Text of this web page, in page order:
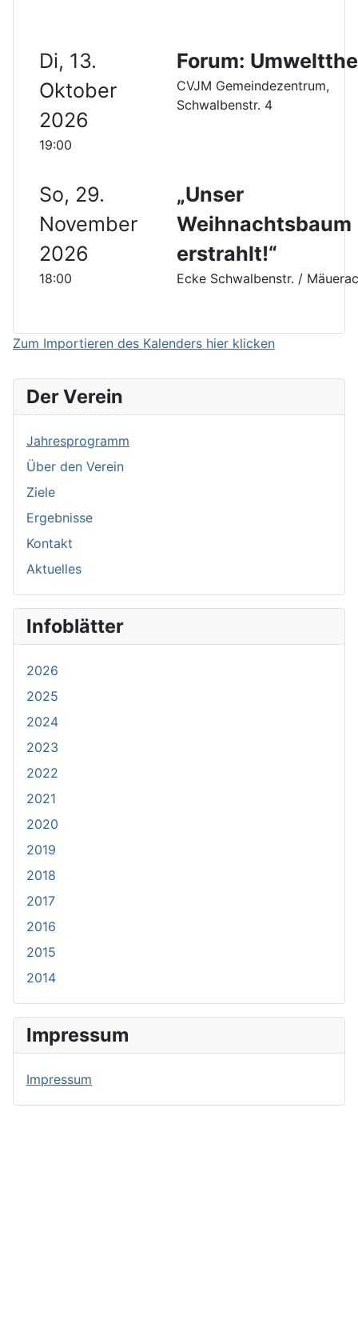
Di, 13.
Oktober
2026
19:00
Forum:
CVJM Gemeindezentrum,
Schwalbenstr. 4
So, 29.
November
2026
18:00
„Unser
Weihnachtsbaum
erstrahlt!“
Ecke Schwalbenstr. /
Zum Importieren des Kalenders hier klicken
Der Verein
Jahresprogramm
Über den Verein
Ziele
Ergebnisse
Kontakt
Aktuelles
Infoblätter
2026
2025
2024
2023
2022
2021
2020
2019
2018
2017
2016
2015
2014
Impressum
Impressum